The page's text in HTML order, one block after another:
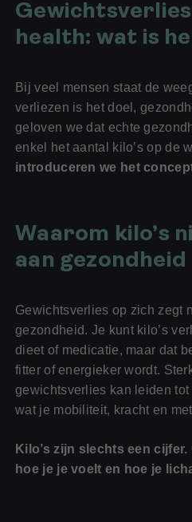
health: wat is
Bij veel mensen staat de
verliezen is het doel,
geloven we dat echte
enkel het aantal kilo’s op de
introduceren we het
Waarom kilo’s
aan gezondheid
Gewichtsverlies op zich zegt
gezondheid. Je kunt kilo’s
dieet of medicatie, maar dat
fitter of energieker wordt.
gewichtsverlies kan leiden
wat je mobiliteit, kracht en
Kilo’s zijn slechts een
hoe je je voelt en hoe je